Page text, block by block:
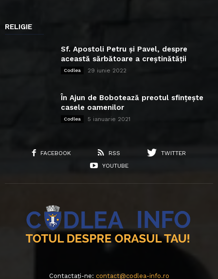
RELIGIE
Sf. Apostoli Petru și Pavel, despre
această sărbătoare a creștinătății
Codlea 29 iunie 2022
În Ajun de Bobotează preotul sfințește
casele oamenilor
Codlea 5 ianuarie 2021
FACEBOOK RSS
TWITTER
YOUTUBE
Contactați-ne: contact@codlea-info.ro